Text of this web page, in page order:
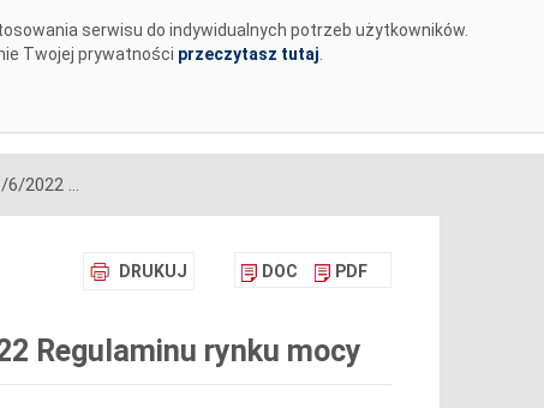
serwisu do indywidualnych potrzeb użytkowników.
Twojej prywatności przeczytasz tutaj
BIURO PRASOWE KARIERA
Projekt Karty aktualizacji nr RRM/Z/6/2022 Regulaminu rynku mocy
DRUKUJ DOC PDF
Regulaminu rynku mocy